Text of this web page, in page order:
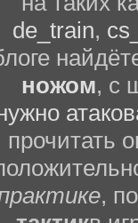
de_train,
ножом, с
прочитать
,